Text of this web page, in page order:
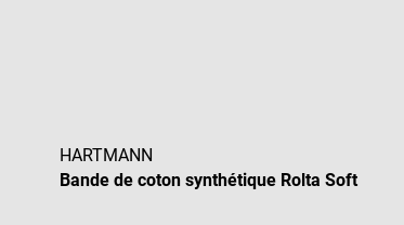
HARTMANN
Bande de coton synthétique Rolta Soft